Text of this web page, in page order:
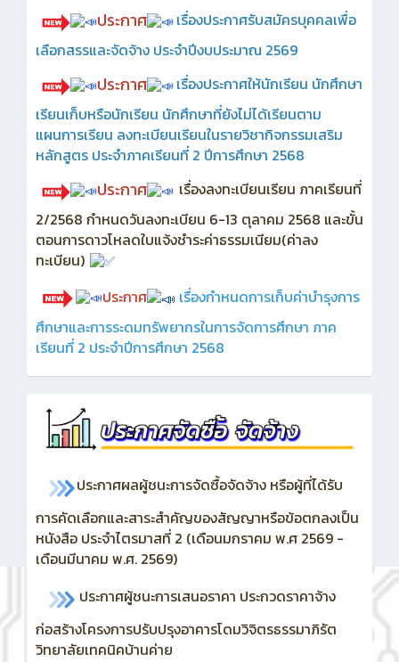
ประกาศ เรื่องประกาศรับสมัครบุคคลเพื่อ
เลือกสรรและจัดจ้าง ประจำปีงบประมาณ 2569
ประกาศ
เรื่องประกาศให้นักเรียน นักศึกษา
เรียนเก็บหรือนักเรียน นักศึกษาที่ยังไม่ได้เรียนตาม
แผนการเรียน ลงทะเบียนเรียนในรายวิชากิจกรรมเสริม
หลักสูตร ประจำภาคเรียนที่ 2 ปีการศึกษา 2568
ประกาศ
เรื่องลงทะเบียนเรียน ภาคเรียนที่
2/2568 กำหนดวันลงทะเบียน 6-13 ตุลาคม 2568 และขั้น
ตอนการดาวโหลดใบแจ้งชำระค่าธรรมเนียม(ค่าลง
ทะเบียน)
ประกาศ
เรื่องกำหนดการเก็บค่าบำรุงการ
ศึกษาและการระดมทรัพยากรในการจัดการศึกษา ภาค
เรียนที่ 2 ประจำปีการศึกษา 2568
ประกาศผลผู้ชนะการจัดซื้อจัดจ้าง หรือผู้ที่ได้รับ
การคัดเลือกและสาระสำคัญของสัญญาหรือข้อตกลงเป็น
หนังสือ ประจำไตรมาสที่ 2 (เดือนมกราคม พ.ศ 2569 -
เดือนมีนาคม พ.ศ. 2569)
ประกาศผู้ชนะการเสนอราคา ประกวดราคาจ้าง
ก่อสร้างโครงการปรับปรุงอาคารโดมวิจิตรธรรมาภิรัต
วิทยาลัยเทคนิคบ้านค่าย